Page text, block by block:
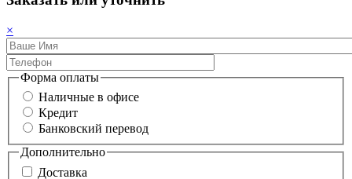
×
Форма оплаты
Наличные в офисе
Кредит
Банковский перевод
Дополнительно
Доставка